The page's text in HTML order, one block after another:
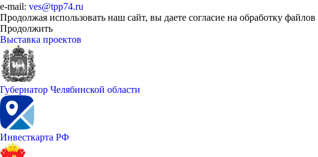
e-mail: ves@tpp74.ru
Продолжая использовать наш сайт, вы даете согласие на обработку файлов
Продолжить
Выставка проектов
Губернатор Челябинской области
Инвесткарта РФ